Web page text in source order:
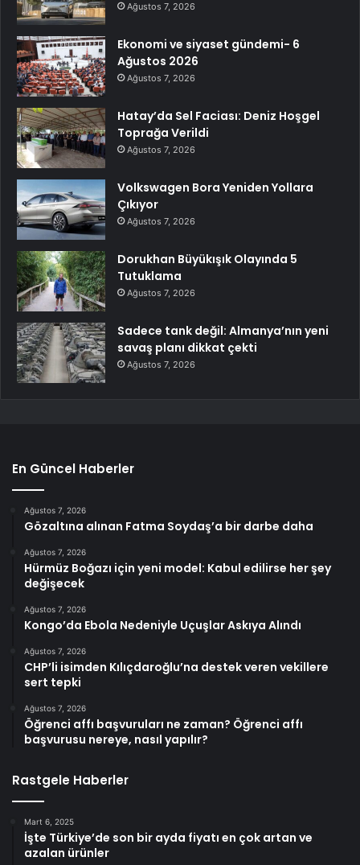
Ağustos 7, 2026
Ekonomi ve siyaset gündemi- 6
Ağustos 2026
Ağustos 7, 2026
Hatay’da Sel Faciası: Deniz Hoşgel
Toprağa Verildi
Ağustos 7, 2026
Volkswagen Bora Yeniden Yollara
Çıkıyor
Ağustos 7, 2026
Dorukhan Büyükışık Olayında 5
Tutuklama
Ağustos 7, 2026
Sadece tank değil: Almanya’nın yeni
savaş planı dikkat çekti
Ağustos 7, 2026
En Güncel Haberler
Ağustos 7, 2026
Gözaltına alınan Fatma Soydaş’a bir darbe daha
Ağustos 7, 2026
Hürmüz Boğazı için yeni model: Kabul edilirse her şey
değişecek
Ağustos 7, 2026
Kongo’da Ebola Nedeniyle Uçuşlar Askıya Alındı
Ağustos 7, 2026
CHP’li isimden Kılıçdaroğlu’na destek veren vekillere
sert tepki
Ağustos 7, 2026
Öğrenci affı başvuruları ne zaman? Öğrenci affı
başvurusu nereye, nasıl yapılır?
Rastgele Haberler
Mart 6, 2025
İşte Türkiye’de son bir ayda fiyatı en çok artan ve
azalan ürünler